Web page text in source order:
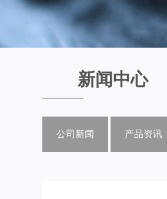
新闻中心
公司新闻 产品资讯